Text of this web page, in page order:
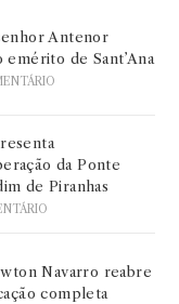
Antenor
de Sant’Ana
da Ponte
de Piranhas
Navarro reabre
completa